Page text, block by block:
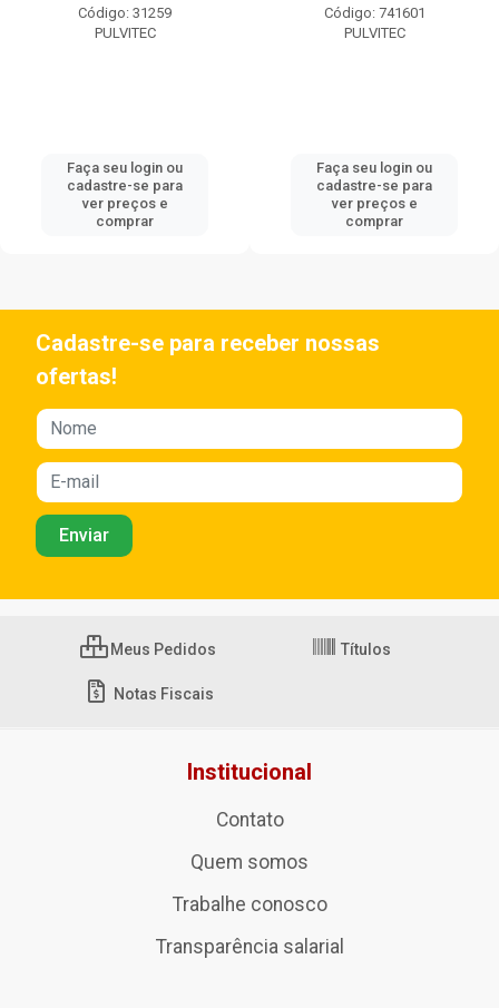
Código: 31259
PULVITEC
Faça seu login ou
cadastre-se para
ver preços e
comprar
Código: 741601
PULVITEC
Faça seu login ou
cadastre-se para
ver preços e
comprar
Cadastre-se para receber nossas
ofertas!
Meus Pedidos Títulos
Notas Fiscais
Institucional
Contato
Quem somos
Trabalhe conosco
Transparência salarial